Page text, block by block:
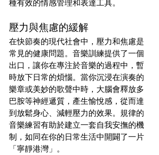
種有效的情感管理和表達工具。
壓力與焦慮的緩解
在快節奏的現代社會中，壓力和焦慮是
常見的健康問題。音樂訓練提供了一個
出口，讓你在專注於音樂的過程中，暫
時放下日常的煩惱。當你沉浸在演奏的
樂章或美妙的歌聲中時，大腦會釋放多
巴胺等神經遞質，產生愉悅感，從而達
到放鬆身心、減輕壓力的效果。規律的
音樂練習有助於建立一套自我安撫的機
制，如同在你的日常生活中開闢了一片
「寧靜港灣」。